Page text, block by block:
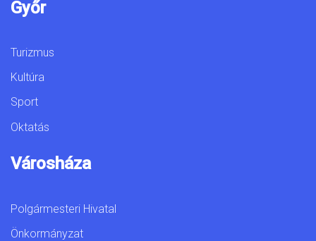
Győr
Turizmus
Kultúra
Sport
Oktatás
Városháza
Polgármesteri Hivatal
Önkormányzat